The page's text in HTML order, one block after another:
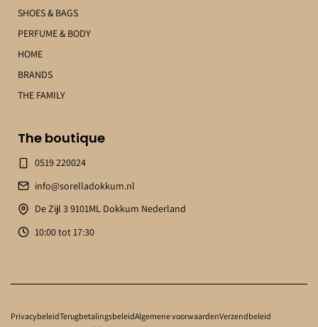
SHOES & BAGS
PERFUME & BODY
HOME
BRANDS
THE FAMILY
The boutique
0519 220024
info@sorelladokkum.nl
De Zijl 3 9101ML Dokkum Nederland
10:00 tot 17:30
PrivacybeleidTerugbetalingsbeleidAlgemene voorwaardenVerzendbeleid